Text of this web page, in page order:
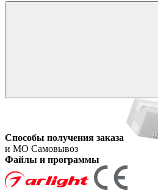
Способы получения заказа
и МО Самовывоз
Файлы и программы